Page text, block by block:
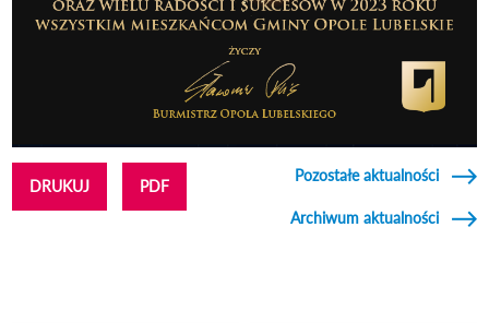
DRUKUJ PDF
Pozostałe aktualności
Archiwum aktualności